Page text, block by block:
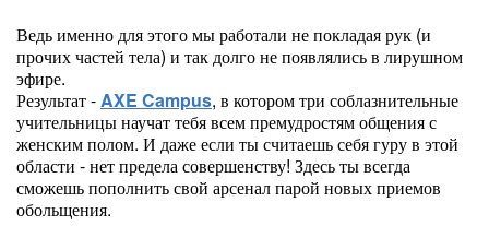
Ведь именно для этого мы работали не покладая рук (и
прочих частей тела) и так долго не появлялись в лирушном
эфире.
Результат -AXE Campus, в котором три соблазнительные
учительницы научат тебя всем премудростям общения с
женским полом. И даже если ты считаешь себя гуру в этой
области - нет предела совершенству! Здесь ты всегда
сможешь пополнить свой арсенал парой новых приемов
обольщения.